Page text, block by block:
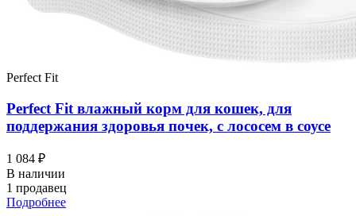
Perfect Fit
Perfect Fit влажный корм для кошек, для
поддержания здоровья почек, с лососем в соусе
1 084 ₽
В наличии
1 продавец
Подробнее